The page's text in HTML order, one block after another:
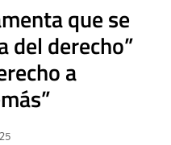
que se
del derecho”
a